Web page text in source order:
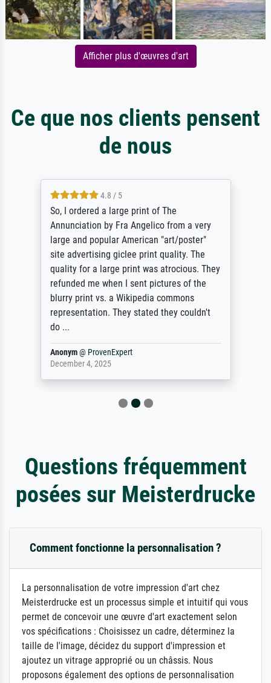
Afficher plus d'œuvres d'art
Ce que nos clients pensent
de nous
4.8 / 5
So, I ordered a large print of The
Annunciation by Fra Angelico from a very
large and popular American "art/poster"
site advertising giclee print quality. The
quality for a large print was atrocious. They
refunded me when I sent pictures of the
blurry print vs. a Wikipedia commons
representation. They stated they couldn't
do ...
Anonym@ ProvenExpert
December 4, 2025
Questions fréquemment
posées sur Meisterdrucke
Comment fonctionne la personnalisation ?
La personnalisation de votre impression d'art chez
Meisterdrucke est un processus simple et intuitif qui vous
permet de concevoir une œuvre d'art exactement selon
vos spécifications : Choisissez un cadre, déterminez la
taille de l'image, décidez du support d'impression et
ajoutez un vitrage approprié ou un châssis. Nous
proposons également des options de personnalisation